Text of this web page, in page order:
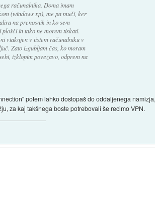
računalnika. Doma imam
(windows xp), me pa muči, ker
na prenosnik in ko sem
in tako ne morem tiskati.
vtaknjen v tistem računalniku v
Zato izgubljam čas, ko moram
izklopim povezavo, odprem na
potem lahko dostopaš do oddaljenega
za kaj takšnega boste potrebovali še recimo VPN.